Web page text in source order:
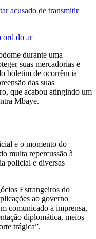
acusado de transmitir
do ar
durante uma
suas mercadorias e
boletim de ocorrência
das suas
que acabou atingindo um
Mbaye.
e o momento do
muita repercussão à
policial e diversas
Estrangeiros do
ao governo
comunicado à imprensa,
diplomática, meios
trágica”.